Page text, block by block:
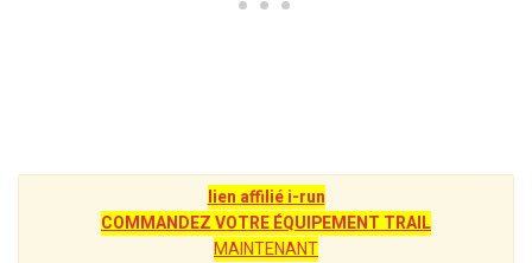
lien affilié i-run
COMMANDEZ VOTRE ÉQUIPEMENT TRAIL
MAINTENANT